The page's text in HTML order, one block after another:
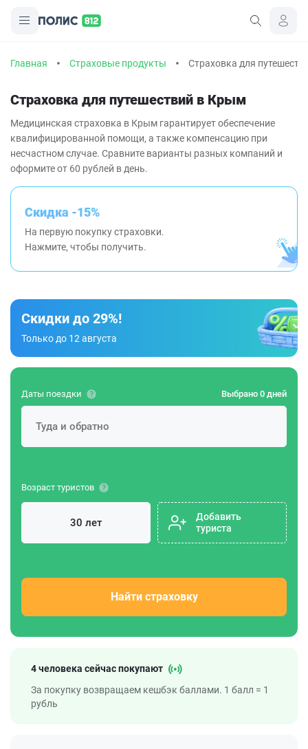
Главная Страховые продукты Страховка для
Страховка для путешествий в Крым
Медицинская страховка в Крым гарантирует обеспечение
квалифицированной помощи, а также компенсацию при
несчастном случае. Сравните варианты разных компаний и
оформите от 60 рублей в день.
Скидка -15%
На первую покупку страховки.
Нажмите, чтобы получить.
Скидки до 29%!
Только до 12 августа
Даты поездки Выбрано 0 дней
Возраст туристов
Добавить
туриста
Найти страховку
4 человека сейчас покупают
За покупку возвращаем кешбэк баллами. 1 балл = 1
рубль